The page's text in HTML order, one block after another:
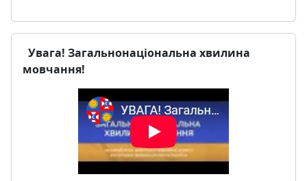
Увага! Загальнонаціональна хвилина
мовчання!